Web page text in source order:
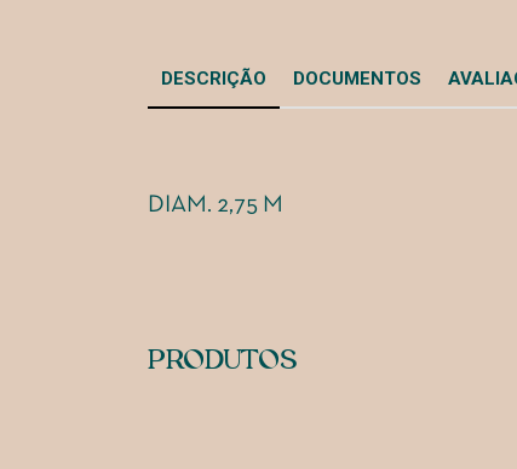
DESCRIÇÃO DOCUMENTOS
DIAM. 2,75 M
PRODUTOS